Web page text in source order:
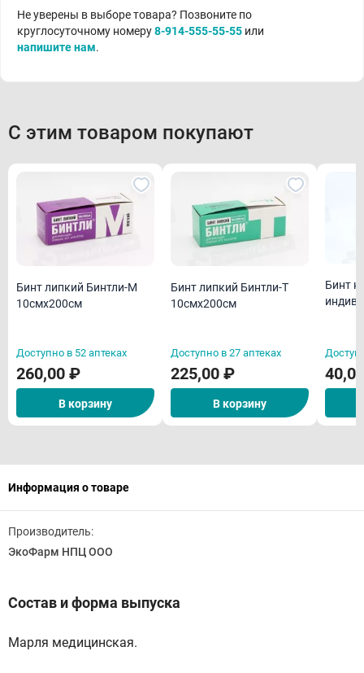
Не уверены в выборе товара? Позвоните по
круглосуточному номеру8-914-555-55-55 или
напишите нам.
С этим товаром покупают
Бинт липкий Бинтли-М
10смх200см
Доступно в 52 аптеках
260,00 ₽
В корзину
Бинт липкий Бинтли-Т
10смх200см
Доступно в 27 аптеках
225,00 ₽
В корзину
Бинт
Информация о товаре
Производитель:
ЭкоФарм НПЦ ООО
Состав и форма выпуска
Марля медицинская.